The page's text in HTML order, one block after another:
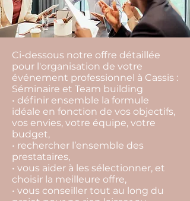
Ci-dessous notre offre détaillée
pour l'organisation de votre
événement professionnel à Cassis :
Séminaire et Team building
• définir ensemble la formule
idéale en fonction de vos objectifs,
vos envies, votre équipe, votre
budget,
• rechercher l’ensemble des
prestataires,
• vous aider à les sélectionner, et
choisir la meilleure offre,
• vous conseiller tout au long du